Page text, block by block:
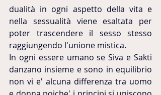
dualità in ogni aspetto della vita e
nella sessualità viene esaltata per
poter trascendere il sesso stesso
raggiungendo l'unione mistica.
In ogni essere umano se Siva e Sakti
danzano insieme e sono in equilibrio
non vi e' alcuna differenza tra uomo